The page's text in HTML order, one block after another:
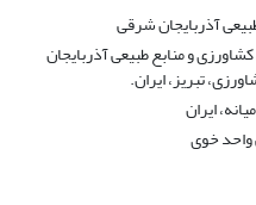
آذربایجان شرقی
و منابع طبیعی آذربایجان
تبریز، ایران.
ایران
واحد خوی